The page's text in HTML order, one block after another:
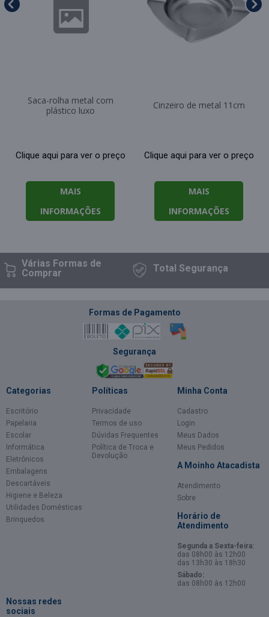
Saca-rolha metal com
plástico luxo
Clique aqui para ver o preço
MAIS
INFORMAÇÕES
Cinzeiro de metal 11cm
Clique aqui para ver o preço
MAIS
INFORMAÇÕES
Várias Formasde
Comprar
TotalSegurança
Formas de Pagamento
Segurança
Categorias
Escritório
Papelaria
Escolar
Informática
Eletrônicos
Embalagens
Descartáveis
Higiene e Beleza
Utilidades Domésticas
Brinquedos
Políticas
Privacidade
Termos de uso
Dúvidas Frequentes
Política de Troca e
Devolução
Minha Conta
Cadastro
Login
Meus Dados
Meus Pedidos
A Moinho Atacadista
Atendimento
Sobre
Horário de
Atendimento
Segunda a Sexta-feira:
das 08h00 às 12h00
das 13h30 às 18h30
Sábado:
das 08h00 às 12h00
Nossas redes
sociais